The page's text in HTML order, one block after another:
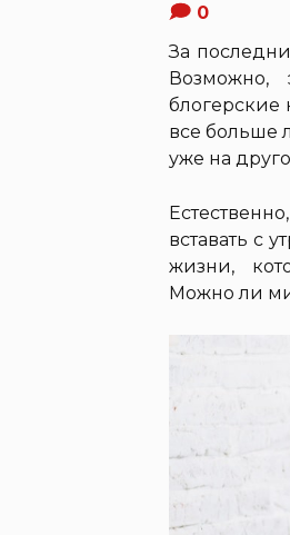
0
За
Возможно,
блогерские
все больше
уже на
вставать с
жизни,
Можно ли